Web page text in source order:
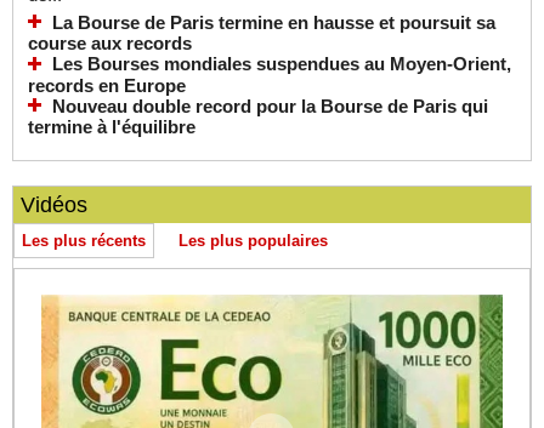
La Bourse de Paris termine en hausse et poursuit sa
course aux records
Les Bourses mondiales suspendues au Moyen-Orient,
records en Europe
Nouveau double record pour la Bourse de Paris qui
termine à l'équilibre
Vidéos
Les plus récents Les plus populaires